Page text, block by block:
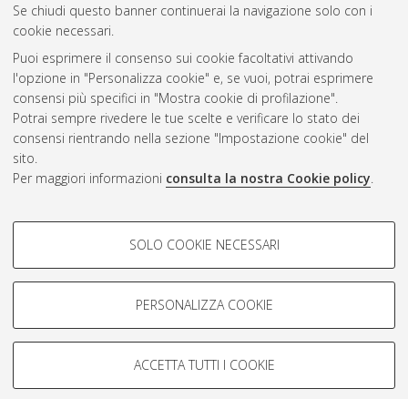
Se chiudi questo banner continuerai la navigazione solo con i
cookie necessari.
Puoi esprimere il consenso sui cookie facoltativi attivando
l'opzione in "Personalizza cookie" e, se vuoi, potrai esprimere
consensi più specifici in "Mostra cookie di profilazione".
Potrai sempre rivedere le tue scelte e verificare lo stato dei
consensi rientrando nella sezione "Impostazione cookie" del
sito.
Per maggiori informazioni consulta la nostra Cookie policy.
COOKIE DI PROFILAZIONE -
Si tratta di cookie utilizzati per analizzare le caratteristiche della
navigazione degli utenti, creare profili in base al loro comportamento
Mostra cookie di profilazione
COOKIE TECNICI - NECESSARI
SOLO COOKIE NECESSARI
PERSONALIZZA COOKIE
ACCETTA TUTTI I COOKIE
Atom
Rss 1.0
Rss 2.0
ISSN: 2038-7946
Impostazioni Cookie
Informativa sulla privacy
Condizioni d’uso del sito